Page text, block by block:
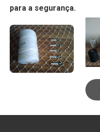
para a segurança.